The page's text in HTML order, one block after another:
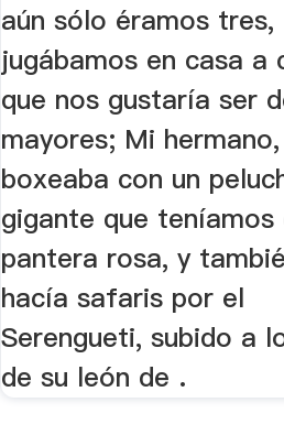
aún sólo éramos tres,
jugábamos en casa a
que nos gustaría ser
mayores; Mi hermano,
boxeaba con un
gigante que teníamos
pantera rosa, y
hacía safaris por el
Serengueti, subido a
de su león de .